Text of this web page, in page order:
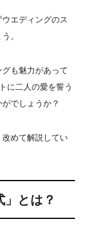
エディングのス
。
も魅力があって
に二人の愛を誓う
でしょうか？
めて解説してい
とは？